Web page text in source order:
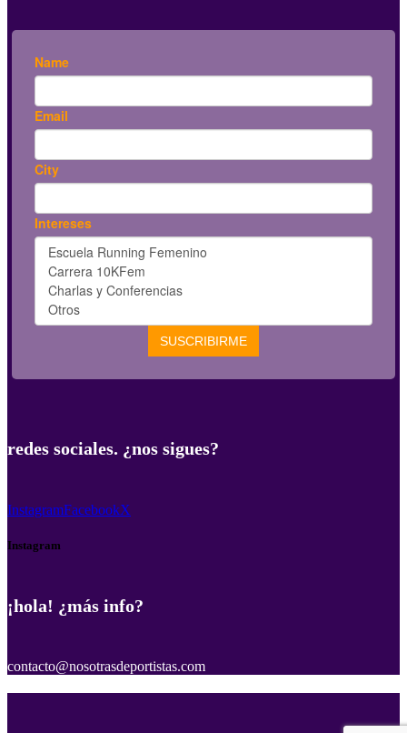
redes sociales. ¿nos sigues?
InstagramFacebookX
Instagram
¡hola! ¿más info?
contacto@nosotrasdeportistas.com